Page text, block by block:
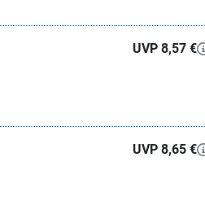
UVP 8,57 €
UVP 8,65 €